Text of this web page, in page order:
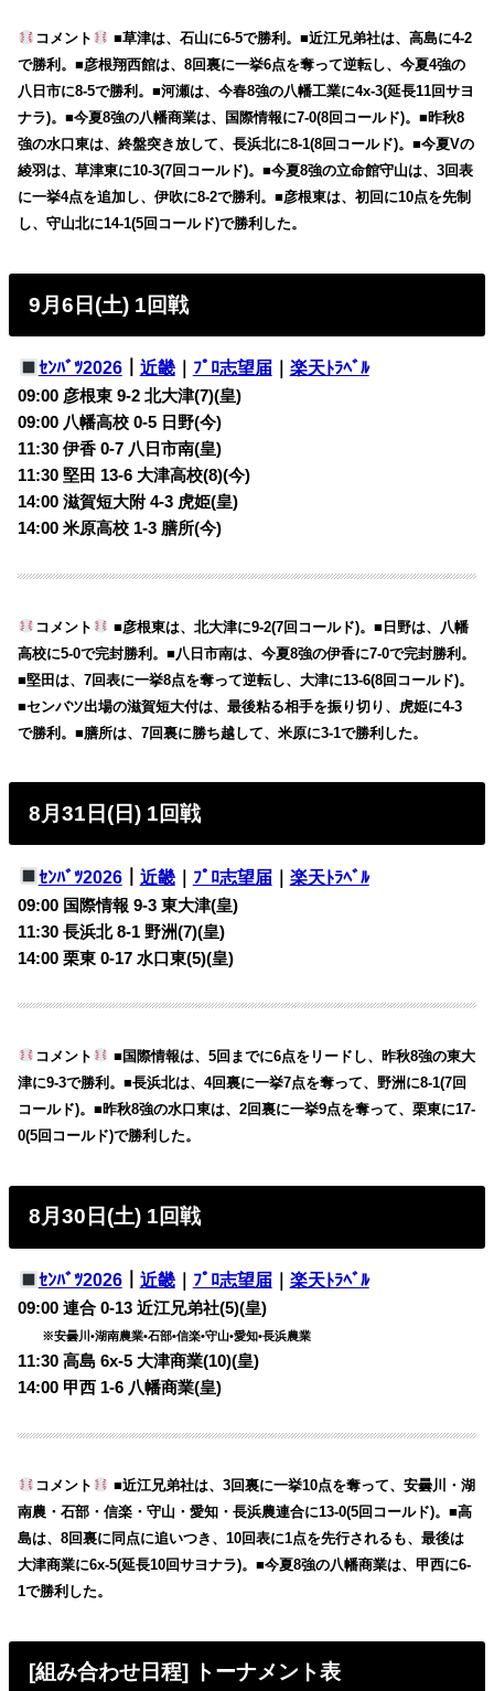
コメント
■草津は、石山に6-5で勝利。■近江兄弟社は、高島に4-2
で勝利。■彦根翔西館は、8回裏に一挙6点を奪って逆転し、今夏4強の
八日市に8-5で勝利。■河瀬は、今春8強の八幡工業に4x-3(延長11回サヨ
ナラ)。■今夏8強の八幡商業は、国際情報に7-0(8回コールド)。■昨秋8
強の水口東は、終盤突き放して、長浜北に8-1(8回コールド)。■今夏Vの
綾羽は、草津東に10-3(7回コールド)。■今夏8強の立命館守山は、3回表
に一挙4点を追加し、伊吹に8-2で勝利。■彦根東は、初回に10点を先制
し、守山北に14-1(5回コールド)で勝利した。
9月6日(土) 1回戦
ｾﾝﾊﾞﾂ2026｜ 近畿｜ ﾌﾟﾛ志望届｜ 楽天ﾄﾗﾍﾞﾙ
09:00 彦根東 9-2 北大津(7)(皇)
09:00 八幡高校 0-5 日野(今)
11:30 伊香 0-7 八日市南(皇)
11:30 堅田 13-6 大津高校(8)(今)
14:00 滋賀短大附 4-3 虎姫(皇)
14:00 米原高校 1-3 膳所(今)
コメント
■彦根東は、北大津に9-2(7回コールド)。■日野は、八幡
高校に5-0で完封勝利。■八日市南は、今夏8強の伊香に7-0で完封勝利。
■堅田は、7回表に一挙8点を奪って逆転し、大津に13-6(8回コールド)。
■センバツ出場の滋賀短大付は、最後粘る相手を振り切り、虎姫に4-3
で勝利。■膳所は、7回裏に勝ち越して、米原に3-1で勝利した。
8月31日(日) 1回戦
ｾﾝﾊﾞﾂ2026｜ 近畿｜ ﾌﾟﾛ志望届｜ 楽天ﾄﾗﾍﾞﾙ
09:00 国際情報 9-3 東大津(皇)
11:30 長浜北 8-1 野洲(7)(皇)
14:00 栗東 0-17 水口東(5)(皇)
コメント
■国際情報は、5回までに6点をリードし、昨秋8強の東大
津に9-3で勝利。■長浜北は、4回裏に一挙7点を奪って、野洲に8-1(7回
コールド)。■昨秋8強の水口東は、2回裏に一挙9点を奪って、栗東に17-
0(5回コールド)で勝利した。
8月30日(土) 1回戦
ｾﾝﾊﾞﾂ2026｜ 近畿｜ ﾌﾟﾛ志望届｜ 楽天ﾄﾗﾍﾞﾙ
09:00 連合 0-13 近江兄弟社(5)(皇)
※安曇川•湖南農業•石部•信楽•守山•愛知•長浜農業
11:30 高島 6x-5 大津商業(10)(皇)
14:00 甲西 1-6 八幡商業(皇)
コメント
■近江兄弟社は、3回裏に一挙10点を奪って、安曇川・湖
南農・石部・信楽・守山・愛知・長浜農連合に13-0(5回コールド)。■高
島は、8回裏に同点に追いつき、10回表に1点を先行されるも、最後は
大津商業に6x-5(延長10回サヨナラ)。■今夏8強の八幡商業は、甲西に6-
1で勝利した。
[組み合わせ日程] トーナメント表